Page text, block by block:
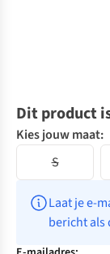
Dit product
Kies jouw maat:
S
Laat je e-
bericht als